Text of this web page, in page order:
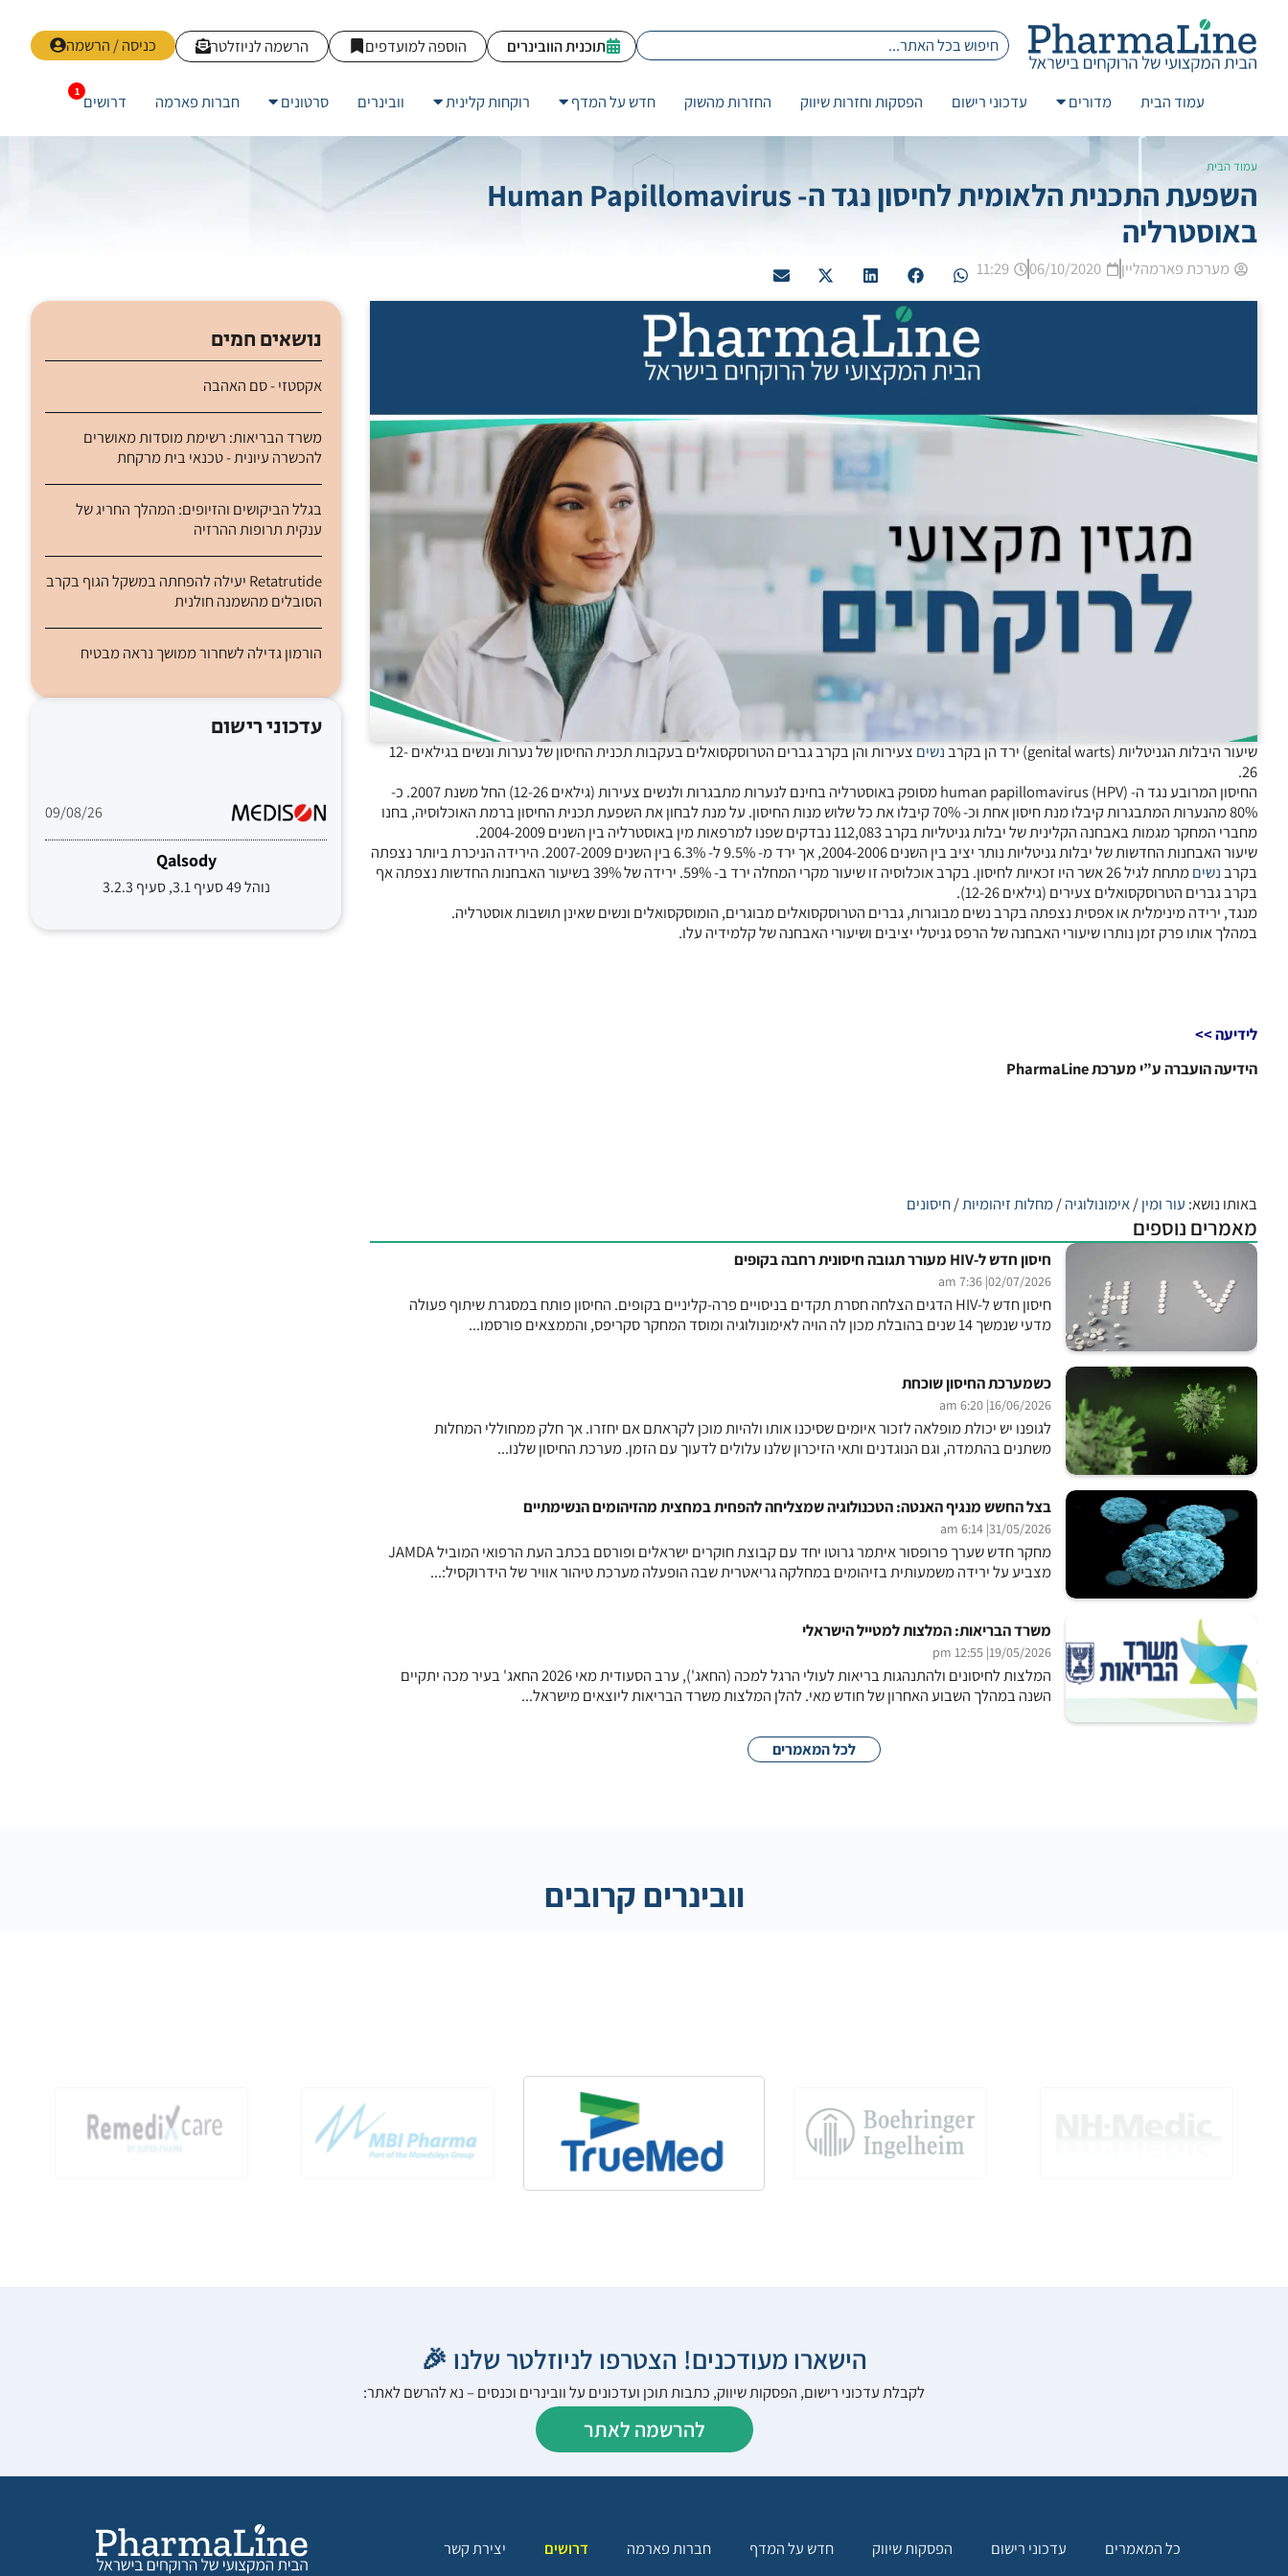
כניסה / הרשמה הרשמה לניוזלטר הוספה למועדפים תוכנית הוובינרים
עמוד הבית מדורים עדכוני רישום הפסקות וחזרות שיווק החזרות מהשוק חדש על המדף רוקחות קלינית וובינרים סרטונים חברות פארמה דרושים
עמוד הבית
השפעת התכנית הלאומית לחיסון נגד ה- Human Papillomavirus
באוסטרליה
מערכת פארמהליין 06/10/2020
11:29
שיעור היבלות הגניטליות (genital warts) ירד הן בקרב נשים
צעירות והן בקרב גברים הטרוסקסואלים בעקבות תכנית החיסון של נערות ונשים בגילאים 12-
26.
החיסון המרובע נגד ה- human papillomavirus (HPV) מסופק באוסטרליה בחינם לנערות מתבגרות ולנשים צעירות (גילאים 12-26) החל משנת 2007. כ-
80% מהנערות המתבגרות קיבלו מנת חיסון אחת וכ- 70% קיבלו את כל שלוש מנות החיסון. על מנת לבחון את השפעת תכנית החיסון ברמת האוכלוסיה, בחנו
מחברי המחקר מגמות באבחנה הקלינית של יבלות גניטליות בקרב 112,083 נבדקים שפנו למרפאות מין באוסטרליה בין השנים 2004-2009.
שיעור האבחנות החדשות של יבלות גניטליות נותר יציב בין השנים 2004-2006, אך ירד מ- 9.5% ל- 6.3% בין השנים 2007-2009. הירידה הניכרת ביותר נצפתה
בקרבנשים
מתחת לגיל 26 אשר היו זכאיות לחיסון. בקרב אוכלוסיה זו שיעור מקרי המחלה ירד ב- 59%. ירידה של 39% בשיעור האבחנות החדשות נצפתה אף
בקרב גברים הטרוסקסואלים צעירים (גילאים 12-26).
מנגד, ירידה מינימלית או אפסית נצפתה בקרב נשים מבוגרות, גברים הטרוסקסואלים מבוגרים, הומוסקסואלים ונשים שאינן תושבות אוסטרליה.
במהלך אותו פרק זמן נותרו שיעורי האבחנה של הרפס גניטלי יציבים ושיעורי האבחנה של קלמידיה עלו.
לידיעה >>
הידיעה הועברה ע”י מערכת PharmaLine
באותו נושא: עור ומין/אימונולוגיה/מחלות זיהומיות/חיסונים
מאמרים נוספים
חיסון חדש ל-HIV מעורר תגובה חיסונית רחבה בקופים
02/07/2026
| 7:36 am
חיסון חדש ל-HIV הדגים הצלחה חסרת תקדים בניסויים פרה-קליניים בקופים. החיסון פותח במסגרת שיתוף פעולה
מדעי שנמשך 14 שנים בהובלת מכון לה הויה לאימונולוגיה ומוסד המחקר סקריפס, והממצאים פורסמו...
כשמערכת החיסון שוכחת
16/06/2026
| 6:20 am
לגופנו יש יכולת מופלאה לזכור איומים שסיכנו אותו ולהיות מוכן לקראתם אם יחזרו. אך חלק ממחוללי המחלות
משתנים בהתמדה, וגם הנוגדנים ותאי הזיכרון שלנו עלולים לדעוך עם הזמן. מערכת החיסון שלנו...
בצל החשש מנגיף האנטה: הטכנולוגיה שמצליחה להפחית במחצית מהזיהומים הנשימתיים
31/05/2026
| 6:14 am
מחקר חדש שערך פרופסור איתמר גרוטו יחד עם קבוצת חוקרים ישראלים ופורסם בכתב העת הרפואי המוביל JAMDA
מצביע על ירידה משמעותית בזיהומים במחלקה גריאטרית שבה הופעלה מערכת טיהור אוויר של הידרוקסיל:...
משרד הבריאות: המלצות למטייל הישראלי
19/05/2026
| 12:55 pm
המלצות לחיסונים ולהתנהגות בריאות לעולי הרגל למכה (החאג'), ערב הסעודית מאי 2026 החאג' בעיר מכה יתקיים
השנה במהלך השבוע האחרון של חודש מאי. להלן המלצות משרד הבריאות ליוצאים מישראל...
לכל המאמרים
נושאים חמים
אקסטזי - סם האהבה
משרד הבריאות: רשימת מוסדות מאושרים
להכשרה עיונית - טכנאי בית מרקחת
בגלל הביקושים והזיופים: המהלך החריג של
ענקית תרופות ההרזיה
Retatrutide יעילה להפחתה במשקל הגוף בקרב
הסובלים מהשמנה חולנית
הורמון גדילה לשחרור ממושך נראה מבטיח
עדכוני רישום
09/08/26
Qalsody
נוהל 49 סעיף 3.1, סעיף 3.2.3
וובינרים קרובים
הישארו מעודכנים! הצטרפו לניוזלטר שלנו 🎉
לקבלת עדכוני רישום, הפסקות שיווק, כתבות תוכן ועדכונים על וובינרים וכנסים – נא להרשם לאתר:
להרשמה לאתר
כל המאמרים עדכוני רישום הפסקות שיווק חדש על המדף חברות פארמה דרושים
יצירת קשר